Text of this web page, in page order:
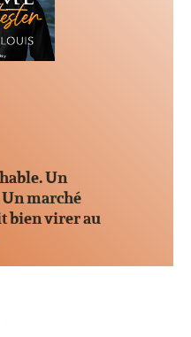
Un
marché
bien virer au